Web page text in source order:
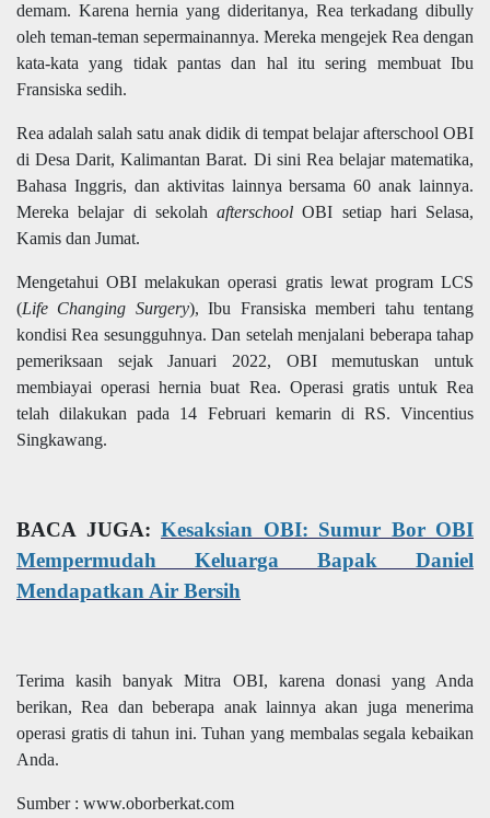
demam. Karena hernia yang dideritanya, Rea terkadang dibully
oleh teman-teman sepermainannya. Mereka mengejek Rea dengan
kata-kata yang tidak pantas dan hal itu sering membuat Ibu
Fransiska sedih.
Rea adalah salah satu anak didik di tempat belajar afterschool OBI
di Desa Darit, Kalimantan Barat. Di sini Rea belajar matematika,
Bahasa Inggris, dan aktivitas lainnya bersama 60 anak lainnya.
Mereka belajar di sekolah afterschool OBI setiap hari Selasa,
Kamis dan Jumat.
Mengetahui OBI melakukan operasi gratis lewat program LCS
(Life Changing Surgery), Ibu Fransiska memberi tahu tentang
kondisi Rea sesungguhnya. Dan setelah menjalani beberapa tahap
pemeriksaan sejak Januari 2022, OBI memutuskan untuk
membiayai operasi hernia buat Rea. Operasi gratis untuk Rea
telah dilakukan pada 14 Februari kemarin di RS. Vincentius
Singkawang.
BACA JUGA: Kesaksian OBI: Sumur Bor OBI
Mempermudah Keluarga Bapak Daniel
Mendapatkan Air Bersih
Terima kasih banyak Mitra OBI, karena donasi yang Anda
berikan, Rea dan beberapa anak lainnya akan juga menerima
operasi gratis di tahun ini. Tuhan yang membalas segala kebaikan
Anda.
Sumber : www.oborberkat.com